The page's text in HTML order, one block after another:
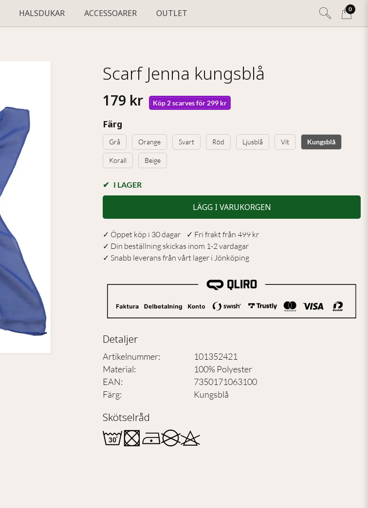
0
HALSDUKAR ACCESSOARER OUTLET
Scarf Jenna kungsblå
179 kr Köp 2 scarves för 299 kr
Färg
Grå Orange Svart Röd Ljusblå Vit Kungsblå
Korall Beige
I LAGER
LÄGG I VARUKORGEN
✓ Öppet köp i 30 dagar ✓ Fri frakt från 499 kr
✓ Din beställning skickas inom 1-2 vardagar
✓ Snabb leverans från vårt lager i Jönköping
Detaljer
Artikelnummer:
101352421
Material:
100% Polyester
EAN:
7350171063100
Färg: Kungsblå
Skötselråd